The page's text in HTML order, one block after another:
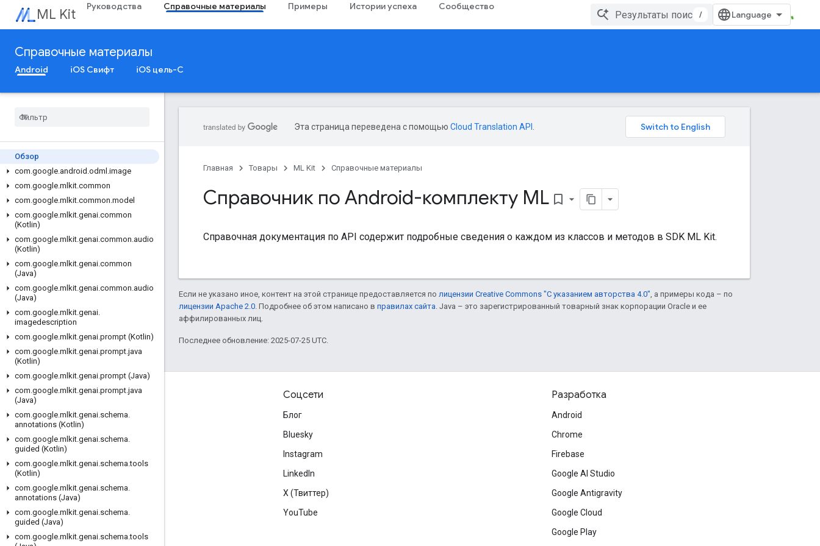
ML Kit Руководства Справочные материалы Примеры Истории успеха Сообщество
/
Справочные материалы
Android iOS Свифт iOS цель-C
Обзор
com.google.android .odml .image
com.google.mlkit.common
com.google.mlkit.common.model
com.google.mlkit.genai.common
(Kotlin)
com.google.mlkit.genai.common.audio
(Kotlin)
com.google.mlkit.genai.common
(Java)
com.google.mlkit.genai.common.audio
(Java)
com.google.mlkit.genai.
imagedescription
com.google.mlkit.genai.prompt (Kotlin)
com.google.mlkit.genai.prompt.java
(Kotlin)
com.google.mlkit.genai.prompt (Java)
com.google.mlkit.genai.prompt.java
(Java)
com.google.mlkit.genai.schema.
annotations (Kotlin)
com.google.mlkit.genai.schema.
guided (Kotlin)
com.google.mlkit.genai.schema.tools
(Kotlin)
com.google.mlkit.genai.schema.
annotations (Java)
com.google.mlkit.genai.schema.
guided (Java)
com.google.mlkit.genai.schema.tools
Эта страница переведена с помощью Cloud Translation API
Главная Товары ML Kit Справочные материалы
Справочник по Android-комплекту ML bookmark_border
Справочная документация по API содержит подробные сведения о каждом из классов и методов в SDK ML Kit.
Если не указано иное, контент на этой странице предоставляется по лицензии Creative Commons "С указанием авторства 4.0" , а примеры кода – по
лицензии Apache 2.0 . Подробнее об этом написано в правилах сайта . Java – это зарегистрированный товарный знак корпорации Oracle и ее
аффилированных лиц.
Последнее обновление: 2025-07-25 UTC.
Полезные ссылки
Google Developer Program
Google Developer Groups
Google Developer Experts
Accelerators
Google Cloud & NVIDIA
Соцсети
Блог
Bluesky
Instagram
LinkedIn
X (Твиттер)
YouTube
Разработка
Android
Chrome
Firebase
Google AI Studio
Google Antigravity
Google Cloud
Google Play